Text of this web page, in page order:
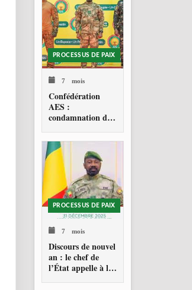
PROCESSUS DE PAIX
7 mois
Confédération
AES :
condamnation de
américaine au
Venezuela
PROCESSUS DE PAIX
7 mois
Discours de nouvel
an : le chef de
l’État appelle à la